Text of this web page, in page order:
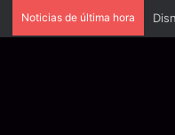
Noticias de última hora